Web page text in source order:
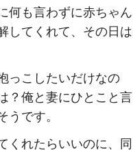
何も言わずに赤ちゃん
してくれて、その日は
っこしたいだけなの
？俺と妻にひとこと言
です。
くれたらいいのに、同